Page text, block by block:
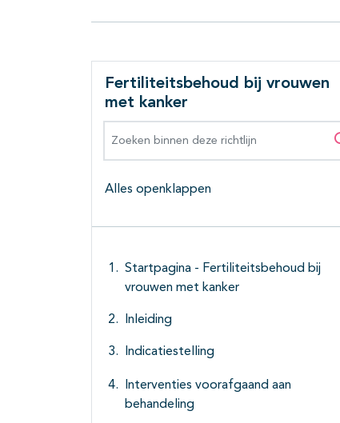
Fertiliteitsbehoud bij vrouwen
met kanker
Alles openklappen
Startpagina - Fertiliteitsbehoud bij
vrouwen met kanker
Inleiding
Indicatiestelling
Interventies voorafgaand aan
behandeling